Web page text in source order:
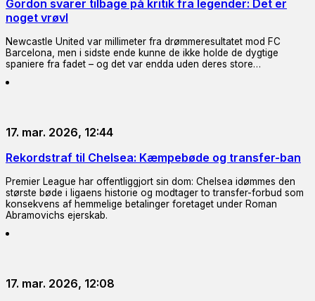
Gordon svarer tilbage på kritik fra legender: Det er
noget vrøvl
Newcastle United var millimeter fra drømmeresultatet mod FC
Barcelona, men i sidste ende kunne de ikke holde de dygtige
spaniere fra fadet – og det var endda uden deres store…
17. mar. 2026, 12:44
Rekordstraf til Chelsea: Kæmpebøde og transfer-ban
Premier League har offentliggjort sin dom: Chelsea idømmes den
største bøde i ligaens historie og modtager to transfer-forbud som
konsekvens af hemmelige betalinger foretaget under Roman
Abramovichs ejerskab.
17. mar. 2026, 12:08